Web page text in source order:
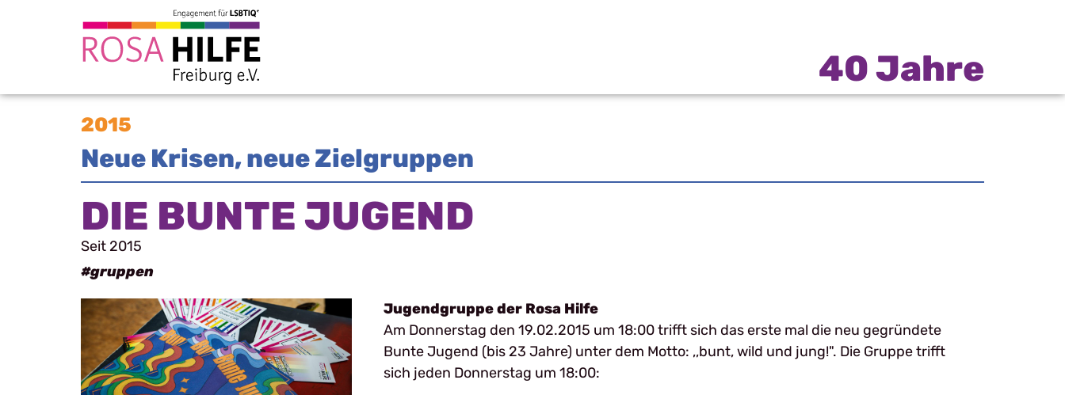
40 Jahre
2015
Neue Krisen, neue Zielgruppen
DIE BUNTE JUGEND
Seit 2015
#gruppen
Jugendgruppe der Rosa Hilfe
Am Donnerstag den 19.02.2015 um 18:00 trifft sich das erste mal die neu gegründete
Bunte Jugend (bis 23 Jahre) unter dem Motto: ,,bunt, wild und jung!". Die Gruppe trifft
sich jeden Donnerstag um 18:00: